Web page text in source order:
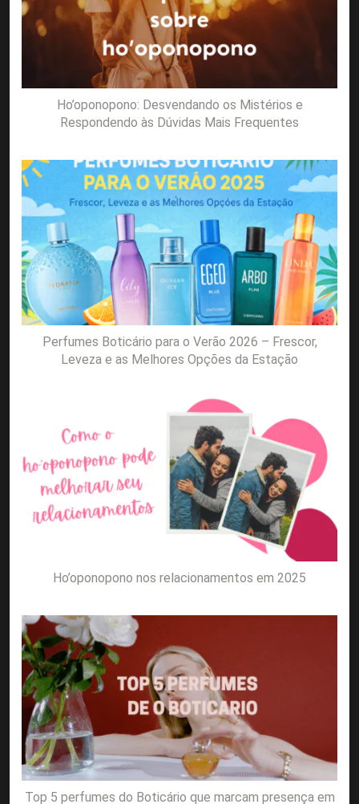
Ho’oponopono: Desvendando os Mistérios e
Respondendo às Dúvidas Mais Frequentes
Perfumes Boticário para o Verão 2026 – Frescor,
Leveza e as Melhores Opções da Estação
Ho’oponopono nos relacionamentos em 2025
Top 5 perfumes do Boticário que marcam presença em